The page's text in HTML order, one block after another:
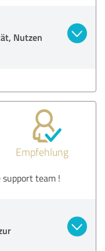
Nutzen
Empfehlung
team !